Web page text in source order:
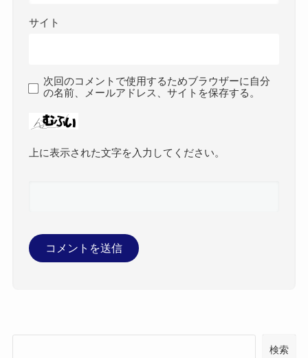
サイト
次回のコメントで使用するためブラウザーに自分
の名前、メールアドレス、サイトを保存する。
上に表示された文字を入力してください。
検索